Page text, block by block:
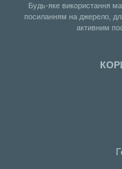
Будь-яке використання
посиланням на джерело, для
активним